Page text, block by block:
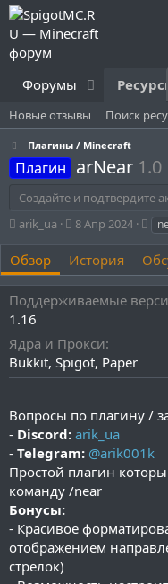
Форумы Ресурсы
Новые отзывы Поиск
Плагины / Minecraft
Плагин arNear 1.0
Создайте и подтвердите
А
т
о
р
arik_ua
Д
т
а
с
о
а
н
8 Апр 2024
Т
г
и
Обзор История
Поддерживаемые
1.16
Ядра и Прокси
Bukkit Spigot Paper
Вопросы по плагину /
- Discord: arik_ua
- Telegram: @arik001k
Простой плагин
команду /near
Бонусы:
- Красивое
отображением
стрелок)